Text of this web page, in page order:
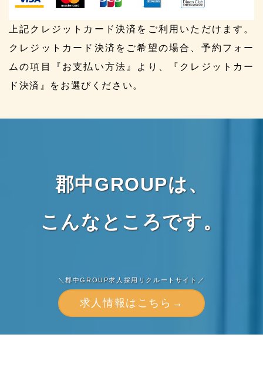
上記クレジットカード決済をご利用いただけます。
クレジットカード決済をご希望の場合、予約フォー
ムの項目『お支払い方法』より、『クレジットカー
ド決済』をお選びください。
郡中GROUPは、
こんなところです。
＼郡中GROUP求人採用リクルートサイト／
求人情報はこちら→